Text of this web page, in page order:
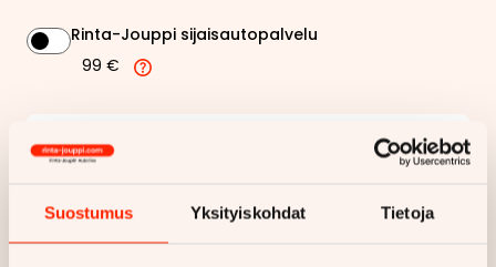
Suostumus Yksityiskohdat Tietoja
Rinta-Jouppi sijaisautopalvelu
99 €
Kuukausierä 134,19 €